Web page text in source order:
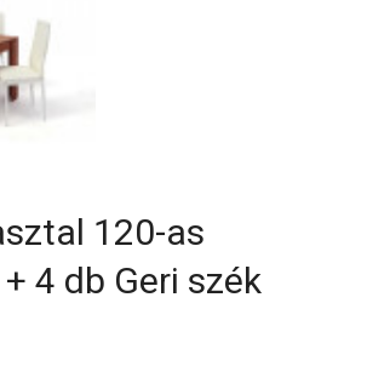
120-as
4 db Geri szék